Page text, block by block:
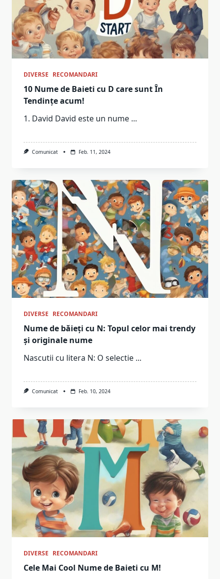
DIVERSE RECOMANDARI
10 Nume de Baieti cu D care sunt În
Tendințe acum!
1. David David este un nume ...
Comunicat Feb. 11, 2024
DIVERSE RECOMANDARI
Nume de băieți cu N: Topul celor mai trendy
și originale nume
Nascutii cu litera N: O selectie ...
Comunicat Feb. 10, 2024
DIVERSE RECOMANDARI
Cele Mai Cool Nume de Baieti cu M!